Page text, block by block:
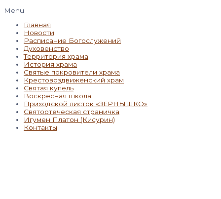
Menu
Главная
Новости
Расписание Богослужений
Духовенство
Территория храма
История храма
Святые покровители храма
Крестовоздвиженский храм
Святая купель
Воскресная школа
Приходской листок «ЗЁРНЫШКО»
Святоотеческая страничка
Игумен Платон (Кисурин)
Контакты